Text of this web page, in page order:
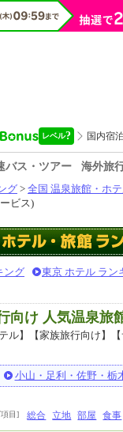
バス・ツアー
海外旅
グ> 全国 温泉旅館・ホ
ビス)
ング 東京 ホテル ラン
向け 人気温泉旅
ル】【家族旅行向け】
小山・足利・佐野・栃
目] 総合 立地 部屋 食事